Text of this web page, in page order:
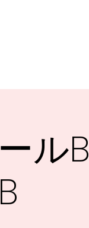
ルB